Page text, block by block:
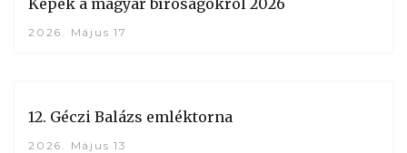
Képek a magyar bíróságokról 2026
2026. Május 17
12. Géczi Balázs emléktorna
2026. Május 13